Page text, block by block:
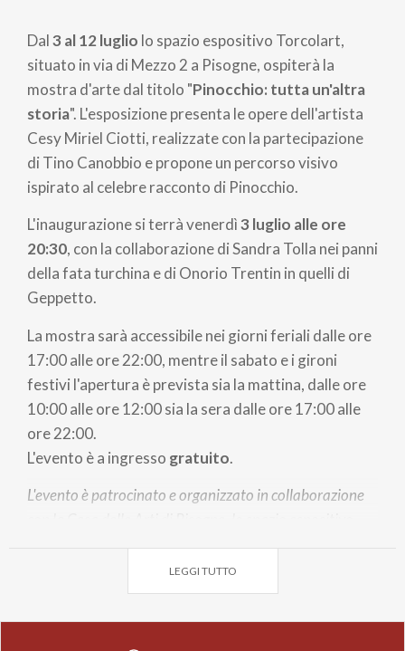
pane
Dal3 al 12 luglio lo spazio espositivo Torcolart,
situato in via di Mezzo 2 a Pisogne, ospiterà la
mostra d'arte dal titolo "Pinocchio: tutta un'altra
storia". L'esposizione presenta le opere dell'artista
Cesy Miriel Ciotti, realizzate con la partecipazione
di Tino Canobbio e propone un percorso visivo
ispirato al celebre racconto di Pinocchio.
L'inaugurazione si terrà venerdì3 luglio alle ore
20:30, con la collaborazione di Sandra Tolla nei panni
della fata turchina e di Onorio Trentin in quelli di
Geppetto.
La mostra sarà accessibile nei giorni feriali dalle ore
17:00 alle ore 22:00, mentre il sabato e i gironi
festivi l'apertura è prevista sia la mattina, dalle ore
10:00 alle ore 12:00 sia la sera dalle ore 17:00 alle
ore 22:00.
L'evento è a ingresso gratuito.
L'evento è patrocinato e organizzato in collaborazione
LEGGI TUTTO